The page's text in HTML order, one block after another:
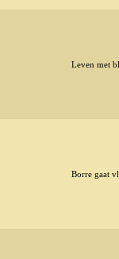
Leven met
Borre gaat